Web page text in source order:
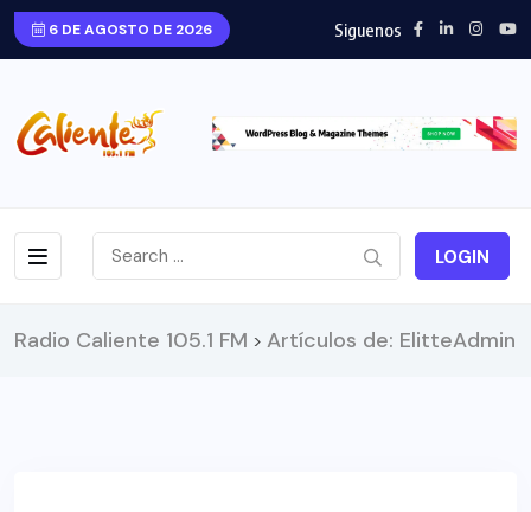
6 DE AGOSTO DE 2026 Siguenos
LOGIN
Radio Caliente 105.1 FM > Artículos de: ElitteAdmin